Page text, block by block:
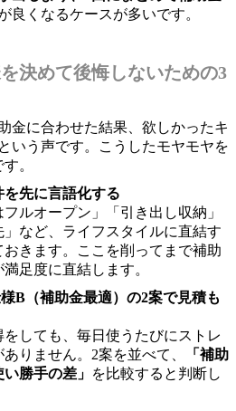
良くなるケースが多いです。
決めて後悔しないための3
金に合わせた結果、欲しかったキ
いう声です。こうしたモヤモヤを
。
先に言語化する
ルオープン」「引き出し収納」
」など、ライフスタイルに直結す
きます。ここを削ってまで補助
足度に直結します。
B（補助金最適）の2案で見積も
しても、毎日使うたびにストレ
りません。2案を並べて、
「補助
勝手の差」 を比較すると判断し